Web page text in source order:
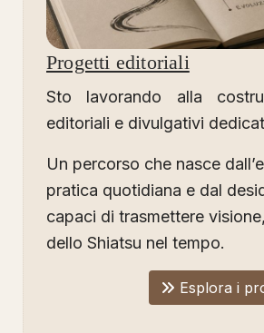
Progetti editoriali
Sto lavorando alla
editoriali e divulgativi
Un percorso che nasce
pratica quotidiana e dal
capaci di trasmettere
dello Shiatsu nel tempo.
Esplora i